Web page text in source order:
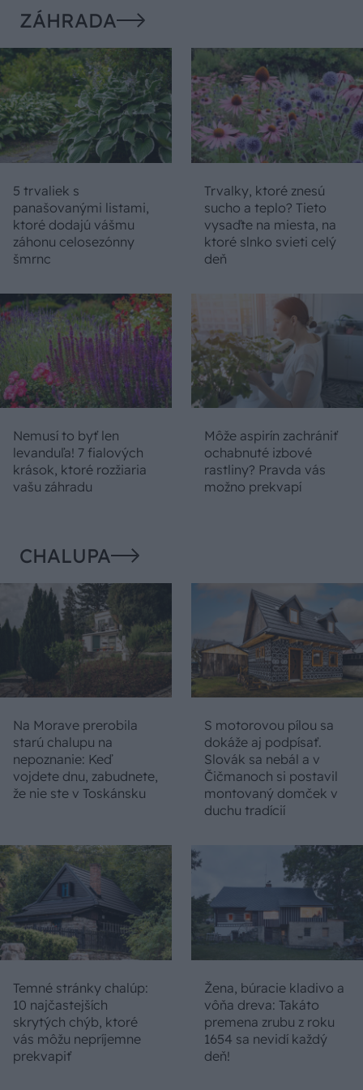
ZÁHRADA
5 trvaliek s
panašovanými listami,
ktoré dodajú vášmu
záhonu celosezónny
šmrnc
Trvalky, ktoré znesú
sucho a teplo? Tieto
vysaďte na miesta, na
ktoré slnko svieti celý
deň
Nemusí to byť len
levanduľa! 7 fialových
krások, ktoré rozžiaria
vašu záhradu
Môže aspirín zachrániť
ochabnuté izbové
rastliny? Pravda vás
možno prekvapí
CHALUPA
Na Morave prerobila
starú chalupu na
nepoznanie: Keď
vojdete dnu, zabudnete,
že nie ste v Toskánsku
S motorovou pílou sa
dokáže aj podpísať.
Slovák sa nebál a v
Čičmanoch si postavil
montovaný domček v
duchu tradícií
Temné stránky chalúp:
10 najčastejších
skrytých chýb, ktoré
vás môžu nepríjemne
prekvapiť
Žena, búracie kladivo a
vôňa dreva: Takáto
premena zrubu z roku
1654 sa nevidí každý
deň!